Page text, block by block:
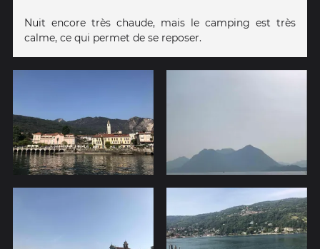
Nuit encore très chaude, mais le camping est très
calme, ce qui permet de se reposer.